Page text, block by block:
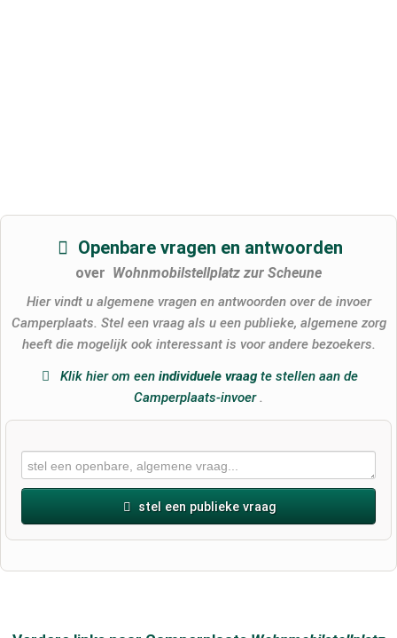
Openbare vragen en antwoorden
over Wohnmobilstellplatz zur Scheune
Hier vindt u algemene vragen en antwoorden over de invoer
Camperplaats. Stel een vraag als u een publieke, algemene zorg
heeft die mogelijk ook interessant is voor andere bezoekers.
Klik hier om een ​​individuele vraagte stellen aan de
Camperplaats-invoer.
stel een publieke vraag